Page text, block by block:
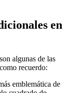
en
algunas de las
recuerdo:
emblemática de